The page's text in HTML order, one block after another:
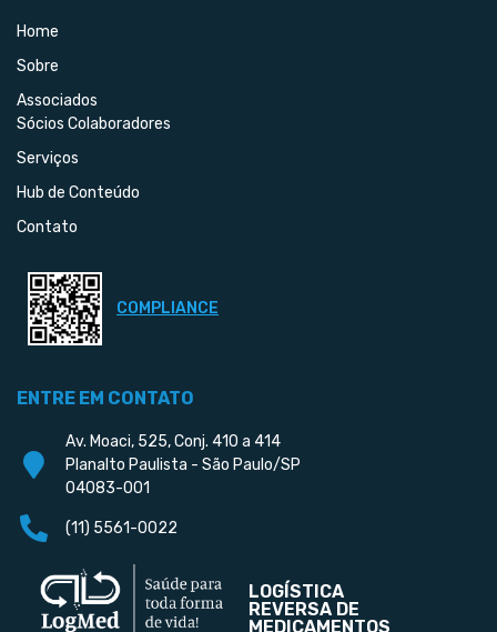
Home
Sobre
Associados
Sócios Colaboradores
Serviços
Hub de Conteúdo
Contato
COMPLIANCE
ENTRE EM CONTATO
Av. Moaci, 525, Conj. 410 a 414
Planalto Paulista - São Paulo/SP
04083-001
(11) 5561-0022
LOGÍSTICA
REVERSA DE
MEDICAMENTOS